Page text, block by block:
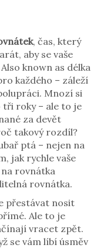
, čas, který
aby se vaše
known as délka
každého – záleží
. Mnozí si
tři roky – ale to je
za devět
takový rozdíl?
ptá – nejen na
jak rychle vaše
rovnátka
rovnátka.
přestávat nosit
Ale to je
vracet zpět.
se vám líbí úsměv